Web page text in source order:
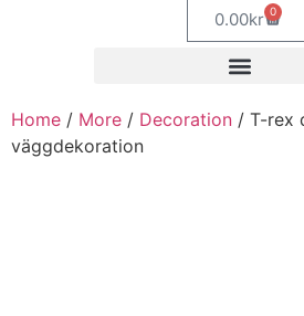
0.00kr 0
Home / More / Decoration / T-rex
väggdekoration